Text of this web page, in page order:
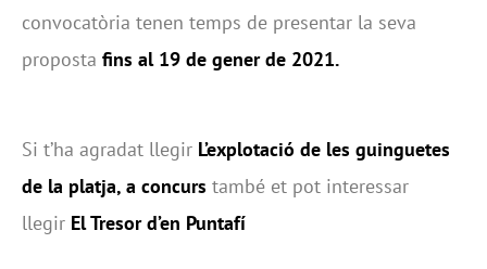
convocatòria tenen temps de presentar la seva
proposta fins al 19 de gener de 2021.
Si t’ha agradat llegir L’explotació de les guinguetes
de la platja, a concurs també et pot interessar
llegir El Tresor d’en Puntafí